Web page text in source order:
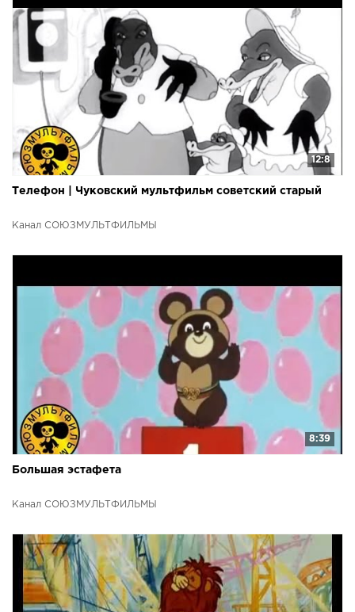
12:8
Телефон | Чуковский мультфильм советский старый
Канал СОЮЗМУЛЬТФИЛЬМЫ
8:39
Большая эстафета
Канал СОЮЗМУЛЬТФИЛЬМЫ